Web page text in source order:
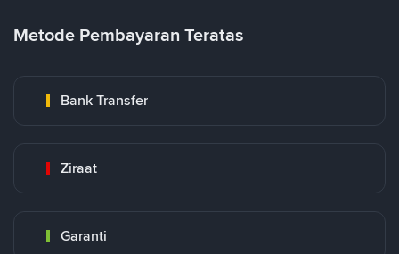
Metode Pembayaran Teratas
Bank Transfer
Ziraat
Garanti